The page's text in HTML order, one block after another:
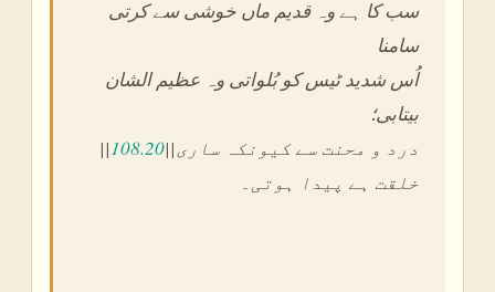
سب کا ہے وہ قدیم ماں خوشی سے کرتی
سامنا
اُس شدید ٹیس کو بُلواتی وہ عظیم الشان
بیتابی؛
||108.20||درد و محنت سے کیونکہ ساری
خلقت ہے پیدا ہوتی۔